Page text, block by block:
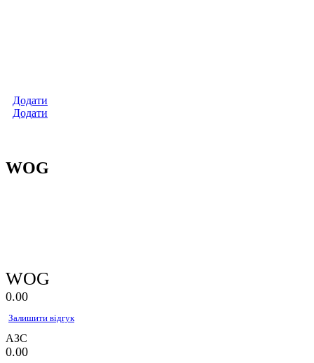
Додати
Додати
WOG
WOG
0.00
Залишити відгук
АЗС
0.00